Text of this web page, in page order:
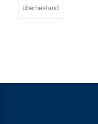
überbestand